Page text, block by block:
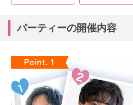
パーティーの開催内容